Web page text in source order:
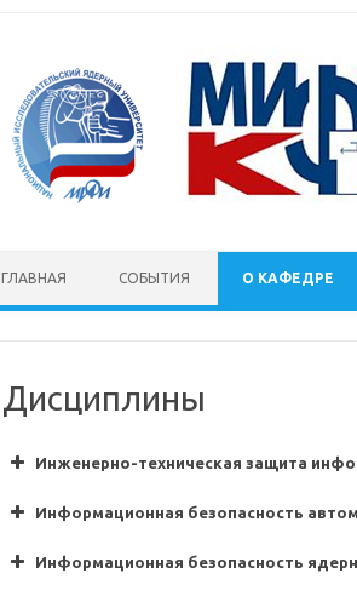
ГЛАВНАЯ СОБЫТИЯ О КАФЕДРЕ
Дисциплины
Инженерно-техническая защита
Информационная безопасность
Информационная безопасность